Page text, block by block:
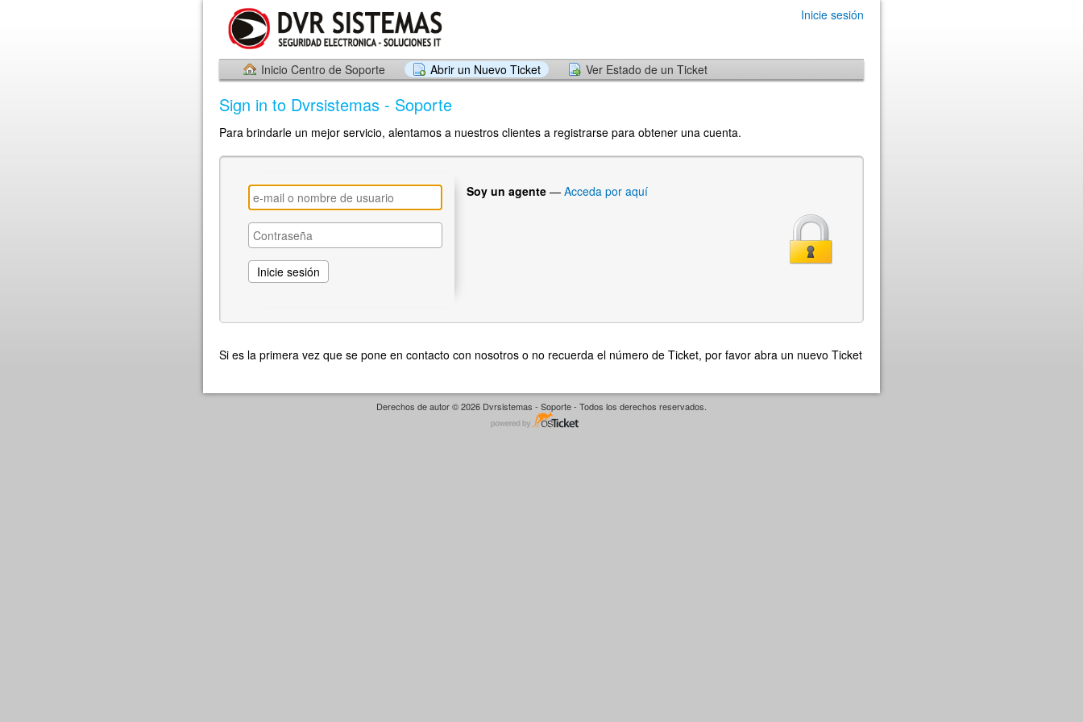
Inicie sesión
Inicio Centro de Soporte Abrir un Nuevo Ticket Ver Estado de un Ticket
Sign in to Dvrsistemas - Soporte
Para brindarle un mejor servicio, alentamos a nuestros clientes a registrarse para obtener una cuenta.
Soy un agente — Acceda por aquí
Si es la primera vez que se pone en contacto con nosotros o no recuerda el número de Ticket, por favor abra un nuevo Ticket
Derechos de autor © 2026 Dvrsistemas - Soporte - Todos los derechos reservados.